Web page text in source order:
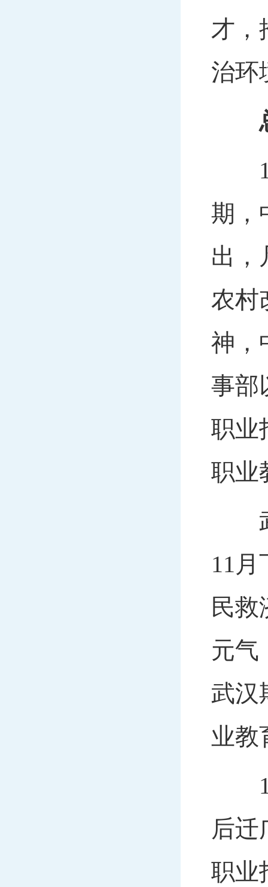
才，
治环
期，
出，
农村
神，
事部
职业
职业
武
11
民救
元气
武汉
业教
后迁
职业